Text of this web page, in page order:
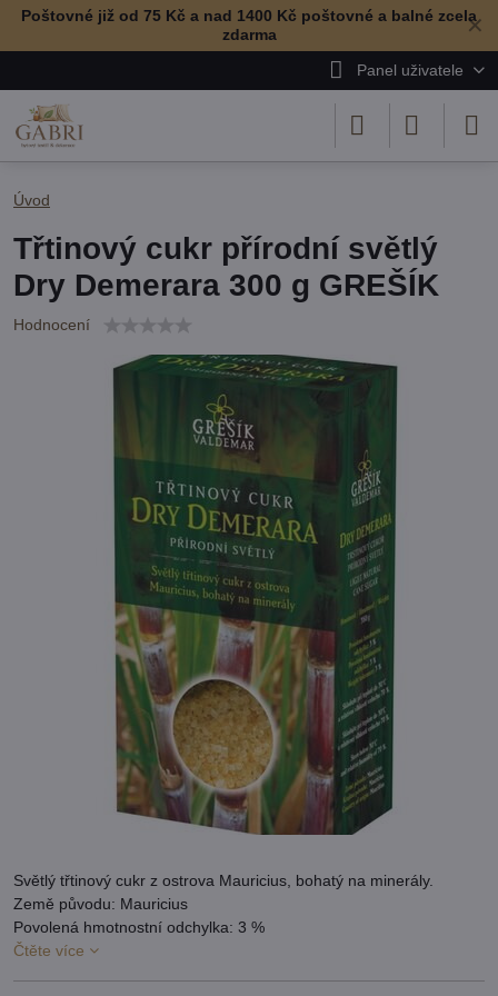
✕
Poštovné již od 75 Kč a nad 1400 Kč poštovné a balné zcela
zdarma
Panel uživatele
Úvod
Třtinový cukr přírodní světlý
Dry Demerara 300 g GREŠÍK
Hodnocení
Světlý třtinový cukr z ostrova Mauricius, bohatý na minerály.
Země původu: Mauricius
Povolená hmotnostní odchylka: 3 %
Čtěte více